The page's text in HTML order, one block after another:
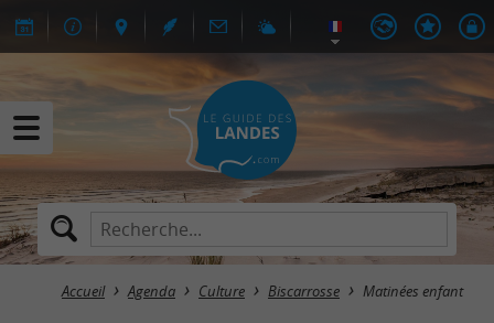
Accueil Agenda Culture Biscarrosse Matinées enfant